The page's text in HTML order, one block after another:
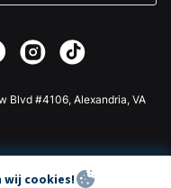
Blvd #4106, Alexandria, VA
wij cookies!